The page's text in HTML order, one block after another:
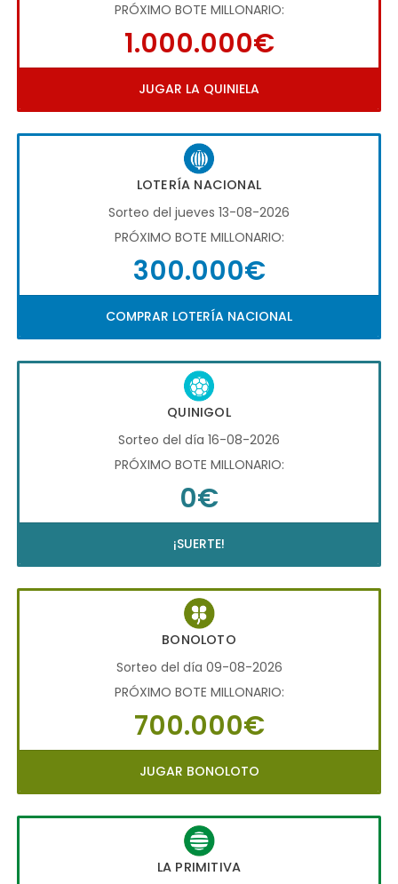
PRÓXIMO BOTE MILLONARIO:
1.000.000€
JUGAR LA QUINIELA
LOTERÍA NACIONAL
Sorteo del jueves 13-08-2026
PRÓXIMO BOTE MILLONARIO:
300.000€
COMPRAR LOTERÍA NACIONAL
QUINIGOL
Sorteo del día 16-08-2026
PRÓXIMO BOTE MILLONARIO:
0€
¡SUERTE!
BONOLOTO
Sorteo del día 09-08-2026
PRÓXIMO BOTE MILLONARIO:
700.000€
JUGAR BONOLOTO
LA PRIMITIVA